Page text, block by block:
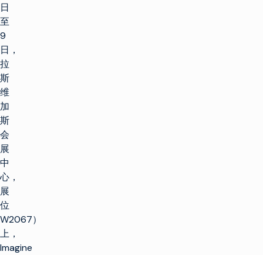
日
至
9
日，
拉
斯
维
加
斯
会
展
中
心，
展
位
W2067）
上，
Imagine